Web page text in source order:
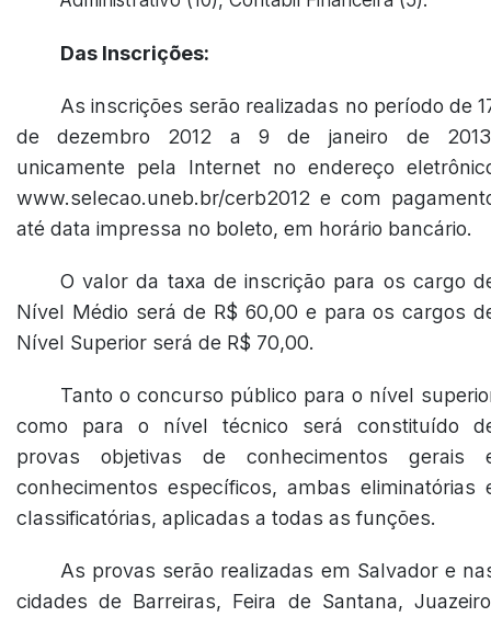
Das Inscrições:
As inscrições serão realizadas no período de
de dezembro 2012 a 9 de janeiro de
unicamente pela Internet no endereço
www.selecao.uneb.br/cerb2012 e com
até data impressa no boleto, em horário bancário.
O valor da taxa de inscrição para os cargo
Nível Médio será de R$ 60,00 e para os cargos
Nível Superior será de R$ 70,00.
Tanto o concurso público para o nível
como para o nível técnico será constituído
provas objetivas de conhecimentos gerais
conhecimentos específicos, ambas eliminatórias
classificatórias, aplicadas a todas as funções.
As provas serão realizadas em Salvador e
cidades de Barreiras, Feira de Santana,